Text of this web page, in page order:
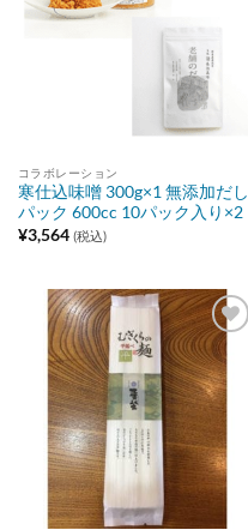
コラボレーション
寒仕込味噌 300g×1 無添加だし
パック 600cc 10パック入り×2
¥3,564 (税込)
Add to
wishlist